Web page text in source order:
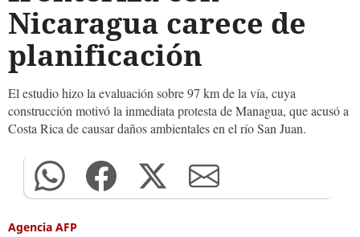
Nicaragua carece de
planificación
El estudio hizo la evaluación sobre 97 km de la vía, cuya
construcción motivó la inmediata protesta de Managua, que acusó a
Costa Rica de causar daños ambientales en el río San Juan.
Agencia AFP